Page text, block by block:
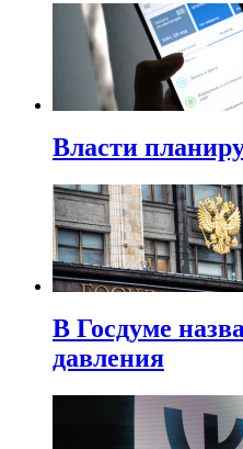
Власти
В Госдуме
давления